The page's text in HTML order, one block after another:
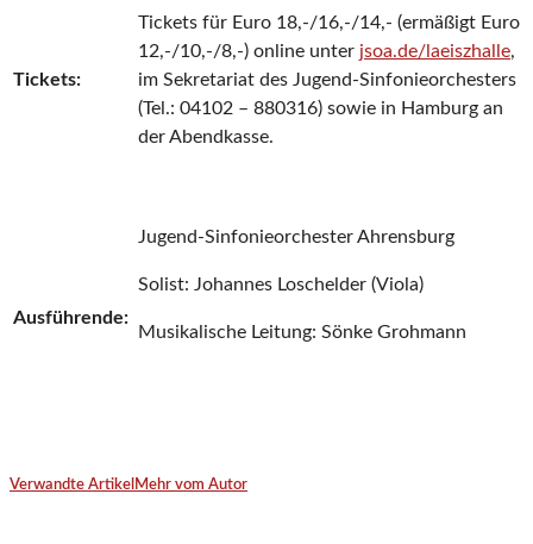
Tickets:
Tickets für Euro 18,-/16,-/14,- (ermäßigt Euro
12,-/10,-/8,-) online unter jsoa.de/laeiszhalle,
im Sekretariat des Jugend-Sinfonieorchesters
(Tel.: 04102 – 880316) sowie in Hamburg an
der Abendkasse.
Ausführende:
Jugend-Sinfonieorchester Ahrensburg
Solist: Johannes Loschelder (Viola)
Musikalische Leitung: Sönke Grohmann
Verwandte Artikel Mehr vom Autor